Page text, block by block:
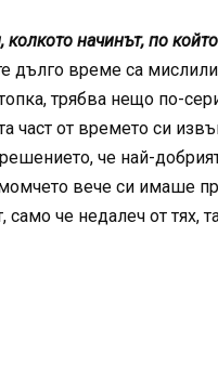
начинът, по
дълго време са
трябва нещо по-
част от времето си
че най-
вече си имаше
че недалеч от тях,